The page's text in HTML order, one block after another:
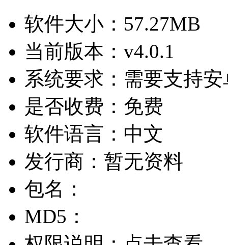
软件大小： 57.27MB
当前版本： v4.0.1
系统要求： 需要支持
是否收费： 免费
软件语言： 中文
发行商： 暂无资料
包名：
MD5：